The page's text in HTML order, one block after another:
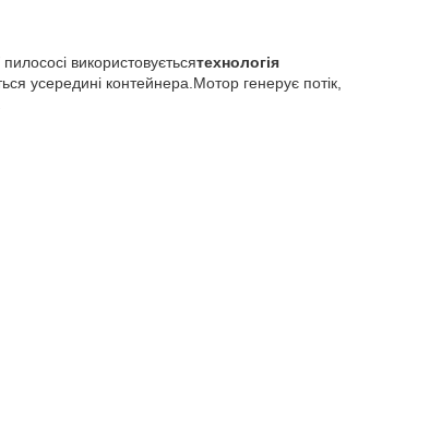
використовуєтьсятехнологія
усередині контейнера.Мотор генерує потік,